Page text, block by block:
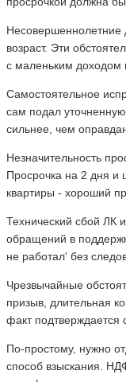
Несовершеннолетние
возраст. Эти
с маленьким доходом
Самостоятельное
сам подал
сильнее, чем
Незначительность
Просрочка на 2 дня и
квартиры - хороший
Технический сбой ЛК
обращений в
не работал' без
Чрезвычайные
призыв, длительная
факт подтверждается
По-простому, нужно
способ взыскания.